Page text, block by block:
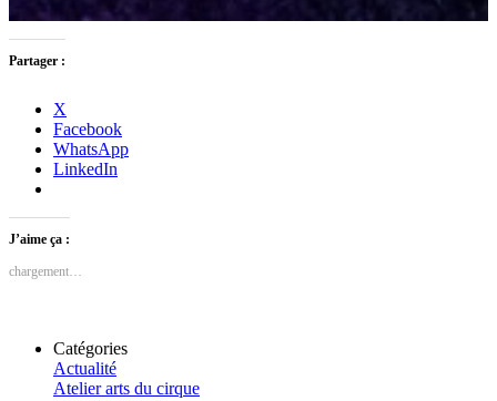
Partager :
X
Facebook
WhatsApp
LinkedIn
J’aime ça :
chargement…
Catégories
Actualité
Atelier arts du cirque